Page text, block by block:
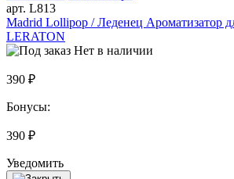
арт. L813
Madrid Lollipop / Леденец Ароматизатор
LERATON
Нет в наличии
390 ₽
Бонусы:
390 ₽
Уведомить